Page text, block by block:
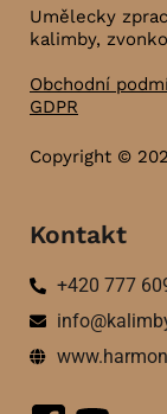
Umělecky
kalimby,
Obchodní
GDPR
Copyright ©
Kontakt
+420 777